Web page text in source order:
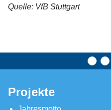
Quelle: VfB Stuttgart
Projekte